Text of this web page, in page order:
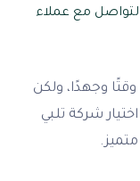
مع عملاء
وقتًا وجهدًا، ولكن
شركة تلبي